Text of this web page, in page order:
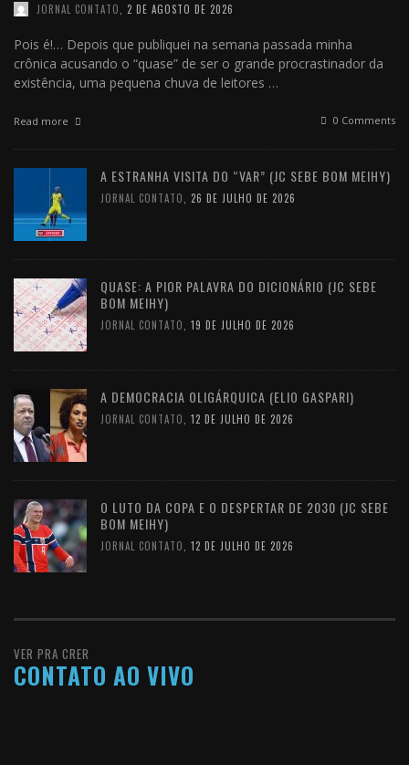
JORNAL CONTATO 2 DE AGOSTO DE 2026
Pois é!… Depois que publiquei na semana passada minha
crônica acusando o “quase” de ser o grande procrastinador da
existência, uma pequena chuva de leitores …
Read more 0 Comments
A ESTRANHA VISITA DO “VAR” (JC SEBE BOM MEIHY)
JORNAL CONTATO 26 DE JULHO DE 2026
QUASE: A PIOR PALAVRA DO DICIONÁRIO (JC SEBE
BOM MEIHY)
JORNAL CONTATO 19 DE JULHO DE 2026
A DEMOCRACIA OLIGÁRQUICA (ELIO GASPARI)
JORNAL CONTATO 12 DE JULHO DE 2026
O LUTO DA COPA E O DESPERTAR DE 2030 (JC SEBE
BOM MEIHY)
JORNAL CONTATO 12 DE JULHO DE 2026
VER PRA CRER
CONTATO AO VIVO